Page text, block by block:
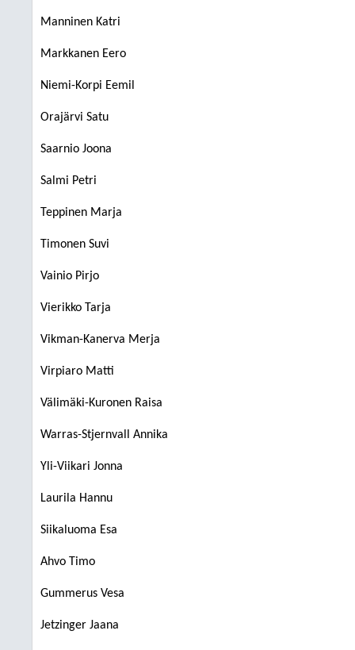
Manninen Katri
Markkanen Eero
Niemi-Korpi Eemil
Orajärvi Satu
Saarnio Joona
Salmi Petri
Teppinen Marja
Timonen Suvi
Vainio Pirjo
Vierikko Tarja
Vikman-Kanerva Merja
Virpiaro Matti
Välimäki-Kuronen Raisa
Warras-Stjernvall Annika
Yli-Viikari Jonna
Laurila Hannu
Siikaluoma Esa
Ahvo Timo
Gummerus Vesa
Jetzinger Jaana